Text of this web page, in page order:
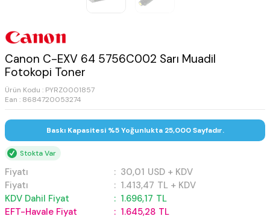
Canon C-EXV 64 5756C002 Sarı Muadil
Fotokopi Toner
Ürün Kodu : PYRZ0001857
Ean : 8684720053274
Baskı Kapasitesi %5 Yoğunlukta 25,000 Sayfadır.
Stokta Var
Fiyatı : 30,01 USD + KDV
Fiyatı
: 1.413,47 TL + KDV
KDV Dahil Fiyat
: 1.696,17 TL
EFT-Havale Fiyat
: 1.645,28 TL